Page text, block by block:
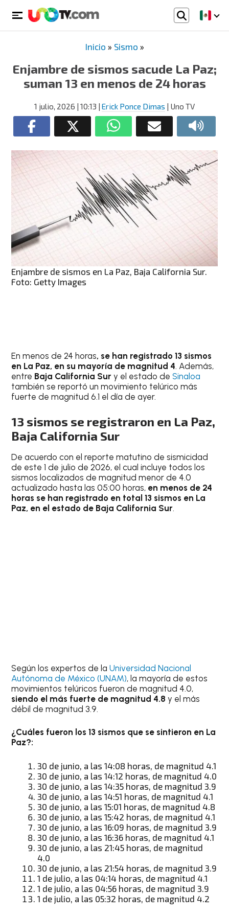
Inicio » Sismo »
Enjambre de sismos sacude La Paz;
suman 13 en menos de 24 horas
1 julio, 2026 | 10:13 | Erick Ponce Dimas | Uno TV
Enjambre de sismos en La Paz, Baja California Sur.
Foto: Getty Images
En menos de 24 horas, se han registrado 13 sismos
en La Paz, en su mayoría de magnitud 4. Además,
entre Baja California Sur y el estado deSinaloa
también se reportó un movimiento telúrico más
fuerte de magnitud 6.1 el día de ayer.
13 sismos se registraron en La Paz,
Baja California Sur
De acuerdo con el reporte matutino de sismicidad
de este 1 de julio de 2026, el cual incluye todos los
sismos localizados de magnitud menor de 4.0
actualizado hasta las 05:00 horas, en menos de 24
horas se han registrado en total 13 sismos en La
Paz, en el estado de Baja California Sur.
Según los expertos de laUniversidad Nacional
Autónoma de México (UNAM), la mayoría de estos
movimientos telúricos fueron de magnitud 4.0,
siendo el más fuerte de magnitud 4.8y el más
débil de magnitud 3.9.
¿Cuáles fueron los 13 sismos que se sintieron en La
Paz?:
30 de junio, a las 14:08 horas, de magnitud 4.1
30 de junio, a las 14:12 horas, de magnitud 4.0
30 de junio, a las 14:35 horas, de magnitud 3.9
30 de junio, a las 14:51 horas, de magnitud 4.1
30 de junio, a las 15:01 horas, de magnitud 4.8
30 de junio, a las 15:42 horas, de magnitud 4.1
30 de junio, a las 16:09 horas, de magnitud 3.9
30 de junio, a las 16:36 horas, de magnitud 4.1
30 de junio, a las 21:45 horas, de magnitud
4.0
30 de junio, a las 21:54 horas, de magnitud 3.9
1 de julio, a las 04:14 horas, de magnitud 4.1
1 de julio, a las 04:56 horas, de magnitud 3.9
1 de julio, a las 05:32 horas, de magnitud 4.2